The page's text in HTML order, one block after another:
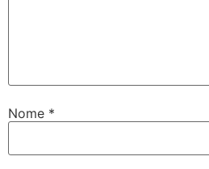
Nome *